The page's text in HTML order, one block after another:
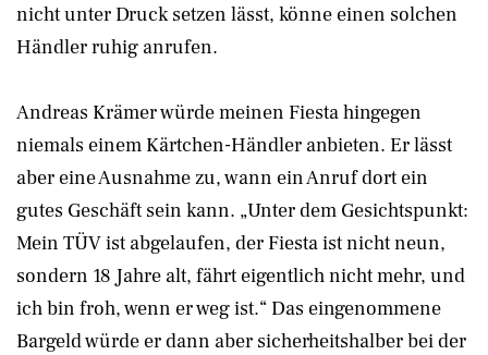
nicht unter Druck setzen lässt, könne einen solchen
Händler ruhig anrufen.
Andreas Krämer würde meinen Fiesta hingegen
niemals einem Kärtchen-Händler anbieten. Er lässt
aber eine Ausnahme zu, wann ein Anruf dort ein
gutes Geschäft sein kann. „Unter dem Gesichtspunkt:
Mein TÜV ist abgelaufen, der Fiesta ist nicht neun,
sondern 18 Jahre alt, fährt eigentlich nicht mehr, und
ich bin froh, wenn er weg ist.“ Das eingenommene
Bargeld würde er dann aber sicherheitshalber bei der